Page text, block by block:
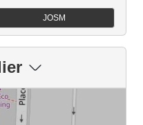
JOSM